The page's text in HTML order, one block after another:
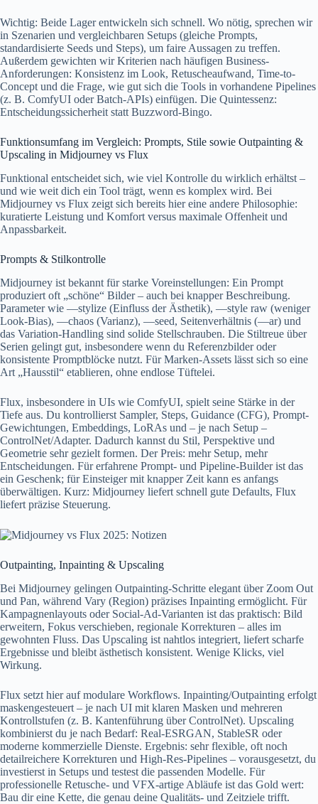
Wichtig: Beide Lager entwickeln sich schnell. Wo nötig, sprechen wir
in Szenarien und vergleichbaren Setups (gleiche Prompts,
standardisierte Seeds und Steps), um faire Aussagen zu treffen.
Außerdem gewichten wir Kriterien nach häufigen Business-
Anforderungen: Konsistenz im Look, Retuscheaufwand, Time-to-
Concept und die Frage, wie gut sich die Tools in vorhandene Pipelines
(z. B. ComfyUI oder Batch-APIs) einfügen. Die Quintessenz:
Entscheidungssicherheit statt Buzzword-Bingo.
Funktionsumfang im Vergleich: Prompts, Stile sowie Outpainting &
Upscaling in Midjourney vs Flux
Funktional entscheidet sich, wie viel Kontrolle du wirklich erhältst –
und wie weit dich ein Tool trägt, wenn es komplex wird. Bei
Midjourney vs Flux zeigt sich bereits hier eine andere Philosophie:
kuratierte Leistung und Komfort versus maximale Offenheit und
Anpassbarkeit.
Prompts & Stilkontrolle
Midjourney ist bekannt für starke Voreinstellungen: Ein Prompt
produziert oft „schöne“ Bilder – auch bei knapper Beschreibung.
Parameter wie —stylize (Einfluss der Ästhetik), —style raw (weniger
Look-Bias), —chaos (Varianz), —seed, Seitenverhältnis (—ar) und
das Variation-Handling sind solide Stellschrauben. Die Stiltreue über
Serien gelingt gut, insbesondere wenn du Referenzbilder oder
konsistente Promptblöcke nutzt. Für Marken-Assets lässt sich so eine
Art „Hausstil“ etablieren, ohne endlose Tüftelei.
Flux, insbesondere in UIs wie ComfyUI, spielt seine Stärke in der
Tiefe aus. Du kontrollierst Sampler, Steps, Guidance (CFG), Prompt-
Gewichtungen, Embeddings, LoRAs und – je nach Setup –
ControlNet/Adapter. Dadurch kannst du Stil, Perspektive und
Geometrie sehr gezielt formen. Der Preis: mehr Setup, mehr
Entscheidungen. Für erfahrene Prompt- und Pipeline-Builder ist das
ein Geschenk; für Einsteiger mit knapper Zeit kann es anfangs
überwältigen. Kurz: Midjourney liefert schnell gute Defaults, Flux
liefert präzise Steuerung.
Outpainting, Inpainting & Upscaling
Bei Midjourney gelingen Outpainting-Schritte elegant über Zoom Out
und Pan, während Vary (Region) präzises Inpainting ermöglicht. Für
Kampagnenlayouts oder Social-Ad-Varianten ist das praktisch: Bild
erweitern, Fokus verschieben, regionale Korrekturen – alles im
gewohnten Fluss. Das Upscaling ist nahtlos integriert, liefert scharfe
Ergebnisse und bleibt ästhetisch konsistent. Wenige Klicks, viel
Wirkung.
Flux setzt hier auf modulare Workflows. Inpainting/Outpainting erfolgt
maskengesteuert – je nach UI mit klaren Masken und mehreren
Kontrollstufen (z. B. Kantenführung über ControlNet). Upscaling
kombinierst du je nach Bedarf: Real-ESRGAN, StableSR oder
moderne kommerzielle Dienste. Ergebnis: sehr flexible, oft noch
detailreichere Korrekturen und High-Res-Pipelines – vorausgesetzt, du
investierst in Setups und testest die passenden Modelle. Für
professionelle Retusche- und VFX-artige Abläufe ist das Gold wert:
Bau dir eine Kette, die genau deine Qualitäts- und Zeitziele trifft.